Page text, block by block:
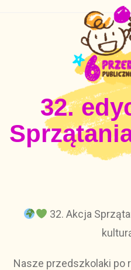
32.
32. Akcja
Nasze przedszkolaki po